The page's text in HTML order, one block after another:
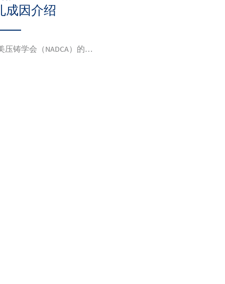
成因介绍
压铸学会（NADCA）的…